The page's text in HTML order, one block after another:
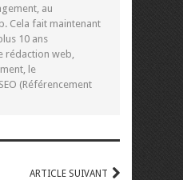
au
Cela fait maintenant
10 ans
rédaction web,
le
(Référencement
ARTICLE SUIVANT